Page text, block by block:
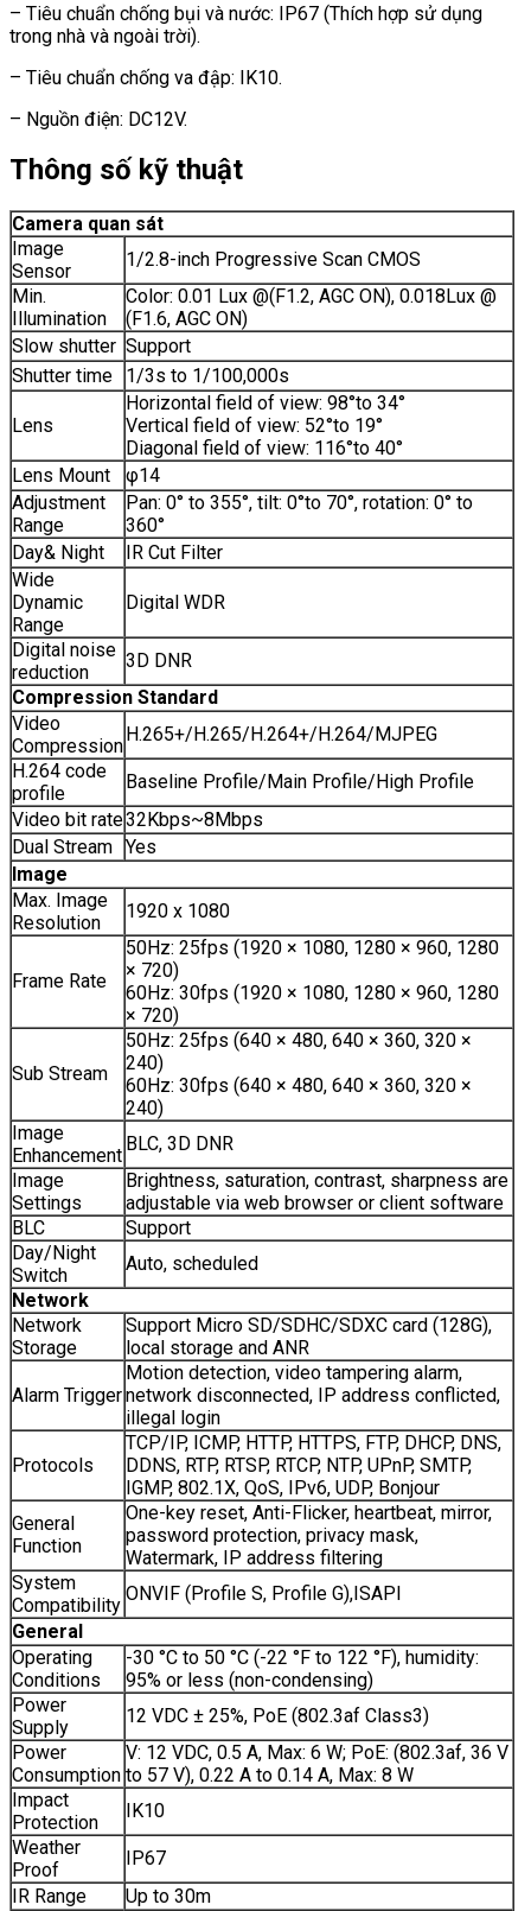
– Tiêu chuẩn chống bụi và nước: IP67 (Thích hợp sử dụng
trong nhà và ngoài trời).
– Tiêu chuẩn chống va đập: IK10.
– Nguồn điện: DC12V.
Thông số kỹ thuật
Camera quan sát
Image
Sensor
1/2.8-inch Progressive Scan CMOS
Min.
Illumination
Color: 0.01 Lux @(F1.2, AGC ON), 0.018Lux @
(F1.6, AGC ON)
Slow shutter Support
Shutter time
1/3s to 1/100,000s
Lens
Horizontal field of view: 98°to 34°
Vertical field of view: 52°to 19°
Diagonal field of view: 116°to 40°
Lens Mount
φ14
Adjustment
Range
Pan: 0° to 355°, tilt: 0°to 70°, rotation: 0° to
360°
Day& Night
IR Cut Filter
Wide
Dynamic
Range
Digital WDR
Digital noise
reduction
3D DNR
Compression Standard
Video
Compression
H.265+/H.265/H.264+/H.264/MJPEG
H.264 code
profile
Baseline Profile/Main Profile/High Profile
Video bit rate32Kbps~8Mbps
Dual Stream Yes
Image
Max. Image
Resolution
1920 x 1080
Frame Rate
50Hz: 25fps (1920 × 1080, 1280 × 960, 1280
× 720)
60Hz: 30fps (1920 × 1080, 1280 × 960, 1280
× 720)
Sub Stream
50Hz: 25fps (640 × 480, 640 × 360, 320 ×
240)
60Hz: 30fps (640 × 480, 640 × 360, 320 ×
240)
Image
Enhancement
BLC, 3D DNR
Image
Settings
Brightness, saturation, contrast, sharpness are
adjustable via web browser or client software
BLC
Support
Day/Night
Switch
Auto, scheduled
Network
Network
Storage
Support Micro SD/SDHC/SDXC card (128G),
local storage and ANR
Alarm Trigger
Motion detection, video tampering alarm,
network disconnected, IP address conflicted,
illegal login
Protocols
TCP/IP, ICMP, HTTP, HTTPS, FTP, DHCP, DNS,
DDNS, RTP, RTSP, RTCP, NTP, UPnP, SMTP,
IGMP, 802.1X, QoS, IPv6, UDP, Bonjour
General
Function
One-key reset, Anti-Flicker, heartbeat, mirror,
password protection, privacy mask,
Watermark, IP address filtering
System
Compatibility
ONVIF (Profile S, Profile G),ISAPI
General
Operating
Conditions
-30 °C to 50 °C (-22 °F to 122 °F), humidity:
95% or less (non-condensing)
Power
Supply
12 VDC ± 25%, PoE (802.3af Class3)
Power
Consumption
V: 12 VDC, 0.5 A, Max: 6 W; PoE: (802.3af, 36 V
to 57 V), 0.22 A to 0.14 A, Max: 8 W
Impact
Protection
IK10
Weather
Proof
IP67
IR Range
Up to 30m